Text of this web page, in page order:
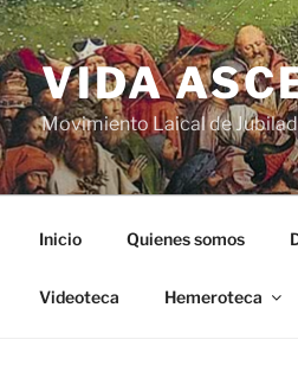
VIDA
Movimiento Laical de
Inicio Quienes somos
Videoteca Hemeroteca